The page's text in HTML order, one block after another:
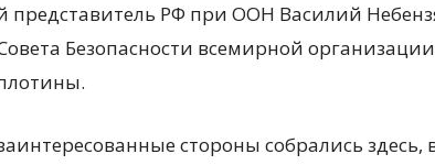
представитель РФ при ООН Василий
Безопасности всемирной
заинтересованные стороны собрались